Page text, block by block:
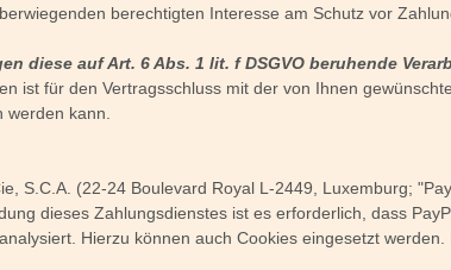
berechtigten Interesse am Schutz vor
diese auf Art. 6 Abs. 1 lit. f DSGVO beruhende
ist für den Vertragsschluss mit der von Ihnen
kann.
S.C.A. (22-24 Boulevard Royal L-2449, Luxemburg;
dieses Zahlungsdienstes ist es erforderlich, dass
Hierzu können auch Cookies eingesetzt